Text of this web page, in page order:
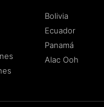
Bolivia
Ecuador
Panamá
Alac Ooh